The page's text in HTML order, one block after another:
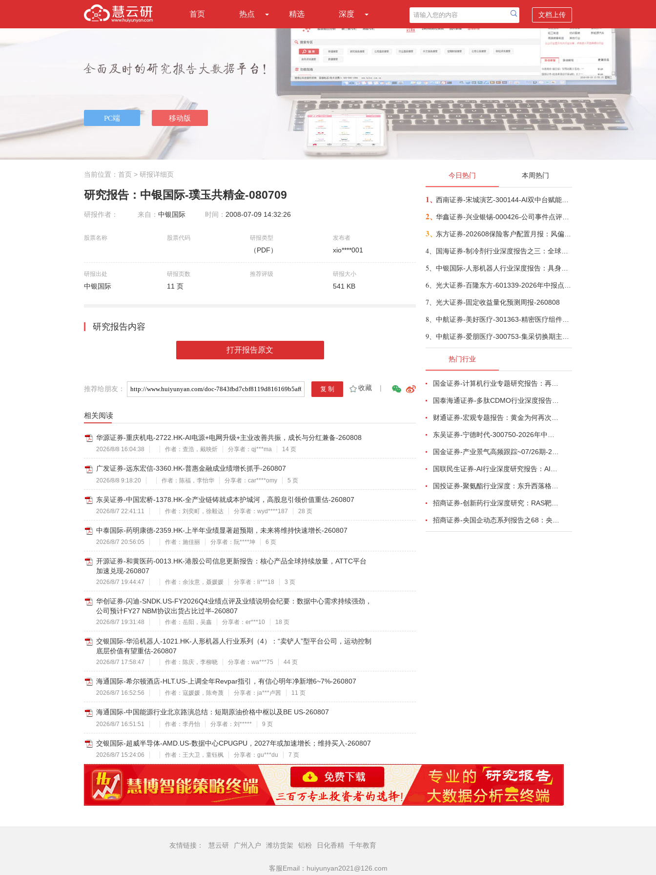
首页 热点 精选 深度 文档上传
当前位置： 首页 > 研报详细页
研究报告：中银国际-璞玉共精金-080709
研报作者： 来自： 中银国际 时间： 2008-07-09 14:32:26
股票名称 股票代码 研报类型
（PDF）
发布者
xio****001
研报出处
中银国际
研报页数
11 页
推荐评级 研报大小
541 KB
研究报告内容
打开报告原文
推荐给朋友： 收藏 |
相关阅读
华源证券-重庆机电-2722.HK-AI电源+电网升级+主业改善共振，成长与分红兼备-260808
2026/8/8 16:04:38 作者：查浩，戴映炘 分享者：qj***ma 14 页
广发证券-远东宏信-3360.HK-普惠金融成业绩增长抓手-260807
2026/8/8 9:18:20 作者：陈福，李怡华 分享者：car****omy 5 页
东吴证券-中国宏桥-1378.HK-全产业链铸就成本护城河，高股息引领价值重估-260807
2026/8/7 22:41:11 作者：刘奕町，徐毅达 分享者：wyd****187 28 页
中泰国际-药明康德-2359.HK-上半年业绩显著超预期，未来将维持快速增长-260807
2026/8/7 20:56:05 作者：施佳丽 分享者：阮****坤 6 页
开源证券-和黄医药-0013.HK-港股公司信息更新报告：核心产品全球持续放量，ATTC平台
加速兑现-260807
2026/8/7 19:44:47 作者：余汝意，聂媛媛 分享者：li***18 3 页
华创证券-闪迪-SNDK.US-FY2026Q4业绩点评及业绩说明会纪要：数据中心需求持续强劲，
公司预计FY27 NBM协议出货占比过半-260807
2026/8/7 19:31:48 作者：岳阳，吴鑫 分享者：er***10 18 页
交银国际-华沿机器人-1021.HK-人形机器人行业系列（4）：“卖铲人”型平台公司，运动控制
底层价值有望重估-260807
2026/8/7 17:58:47 作者：陈庆，李柳晓 分享者：wa***75 44 页
海通国际-希尔顿酒店-HLT.US-上调全年Revpar指引，有信心明年净新增6~7%-260807
2026/8/7 16:52:56 作者：寇媛媛，陈奇蔑 分享者：ja***卢茜 11 页
海通国际-中国能源行业北京路演总结：短期原油价格中枢以及BE US-260807
2026/8/7 16:51:51 作者：李丹怡 分享者：刘***** 9 页
交银国际-超威半导体-AMD.US-数据中心CPUGPU，2027年或加速增长；维持买入-260807
2026/8/7 15:24:06 作者：王大卫，童钰枫 分享者：gu***du 7 页
今日热门 本周热门
1、
2、
3、
4、
5、
6、
7、 光大证券-固定收益量化预测周报-260808
8、
9、
热门行业
友情链接： 慧云研 广州入户 潍坊货架 铝粉 日化香精 千年教育
客服Email：huiyunyan2021@126.com